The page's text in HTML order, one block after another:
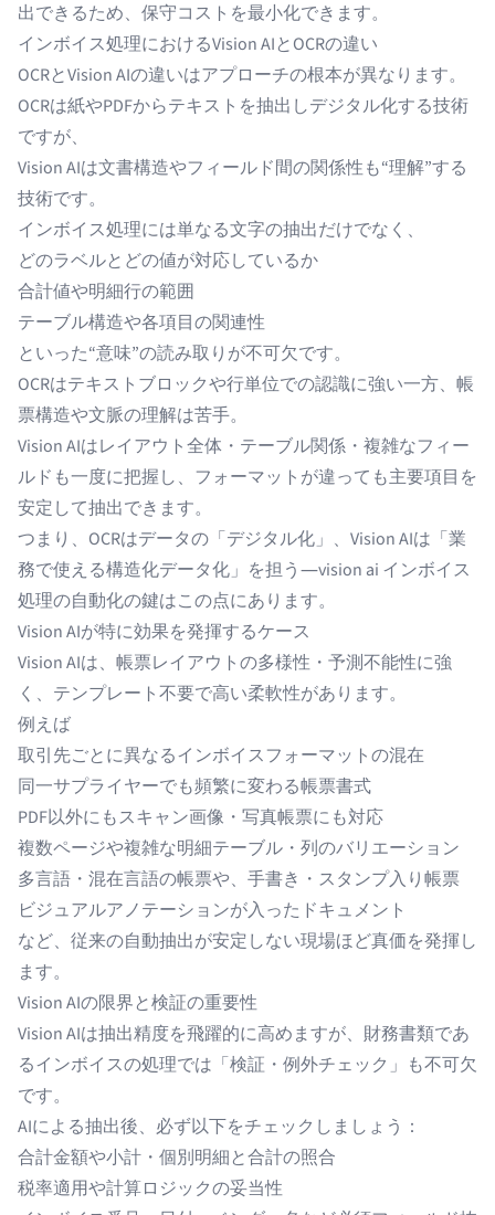
出できるため、保守コストを最小化できます。
インボイス処理におけるVision AIとOCRの違い
OCRとVision AIの違いはアプローチの根本が異なります。
OCRは紙やPDFからテキストを抽出しデジタル化する技術
ですが、
Vision AIは文書構造やフィールド間の関係性も“理解”する
技術です。
インボイス処理には単なる文字の抽出だけでなく、
どのラベルとどの値が対応しているか
合計値や明細行の範囲
テーブル構造や各項目の関連性
といった“意味”の読み取りが不可欠です。
OCRはテキストブロックや行単位での認識に強い一方、帳
票構造や文脈の理解は苦手。
Vision AIはレイアウト全体・テーブル関係・複雑なフィー
ルドも一度に把握し、フォーマットが違っても主要項目を
安定して抽出できます。
つまり、OCRはデータの「デジタル化」、Vision AIは「業
務で使える構造化データ化」を担う―vision ai インボイス
処理の自動化の鍵はこの点にあります。
Vision AIが特に効果を発揮するケース
Vision AIは、帳票レイアウトの多様性・予測不能性に強
く、テンプレート不要で高い柔軟性があります。
例えば
取引先ごとに異なるインボイスフォーマットの混在
同一サプライヤーでも頻繁に変わる帳票書式
PDF以外にもスキャン画像・写真帳票にも対応
複数ページや複雑な明細テーブル・列のバリエーション
多言語・混在言語の帳票や、手書き・スタンプ入り帳票
ビジュアルアノテーションが入ったドキュメント
など、従来の自動抽出が安定しない現場ほど真価を発揮し
ます。
Vision AIの限界と検証の重要性
Vision AIは抽出精度を飛躍的に高めますが、財務書類であ
るインボイスの処理では「検証・例外チェック」も不可欠
です。
AIによる抽出後、必ず以下をチェックしましょう：
合計金額や小計・個別明細と合計の照合
税率適用や計算ロジックの妥当性